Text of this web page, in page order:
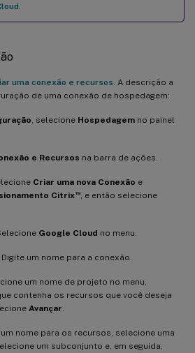
uma conexão e recursos . A descrição a
de uma conexão de hospedagem:
, selecione Hospedagem no painel
e Recursos na barra de ações.
Criar uma nova Conexão e
Citrix™, e então selecione
Google Cloud no menu.
. Digite um nome para a conexão.
um nome de projeto no menu,
contenha os recursos que você deseja
Avançar
um nome para os recursos, selecione uma
um subconjunto e, em seguida,